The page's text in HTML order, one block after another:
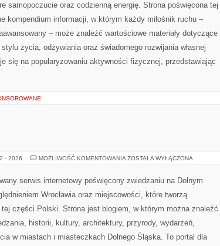
samopoczucie oraz codzienną energię. Strona poświęcona tej
kompendium informacji, w którym każdy miłośnik ruchu –
– może znaleźć wartościowe materiały dotyczące
życia, odżywiania oraz świadomego rozwijania własnej
się na popularyzowaniu aktywności fizycznej, przedstawiając
- 2026 MOŻLIWOŚĆ KOMENTOWANIA JELENIA
ZOSTAŁA WYŁĄCZONA
serwis internetowy poświęcony zwiedzaniu na Dolnym
Wrocławia oraz miejscowości, które tworzą
części Polski. Strona jest blogiem, w którym można znaleźć
historii, kultury, architektury, przyrody, wydarzeń,
w miastach i miasteczkach Dolnego Śląska. To portal dla